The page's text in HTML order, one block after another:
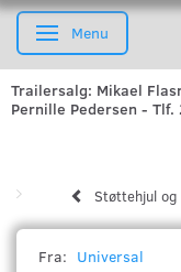
Skifte navigation
Menu
Trailersalg: Mikael
Pernille Pedersen -
Støttehjul og
Fra: Universal